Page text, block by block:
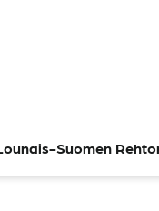
Suomen